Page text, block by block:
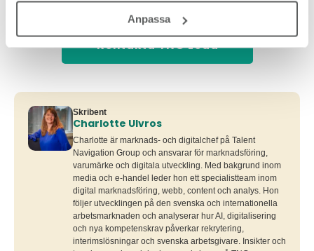
Anpassa
redan idag så berättar vi mer!
Kontakta TNG Lead
Skribent
Charlotte Ulvros
Charlotte är marknads- och digitalchef på Talent
Navigation Group och ansvarar för marknadsföring,
varumärke och digitala utveckling. Med bakgrund inom
media och e-handel leder hon ett specialistteam inom
digital marknadsföring, webb, content och analys. Hon
följer utvecklingen på den svenska och internationella
arbetsmarknaden och analyserar hur AI, digitalisering
och nya kompetenskrav påverkar rekrytering,
interimslösningar och svenska arbetsgivare. Insikter och